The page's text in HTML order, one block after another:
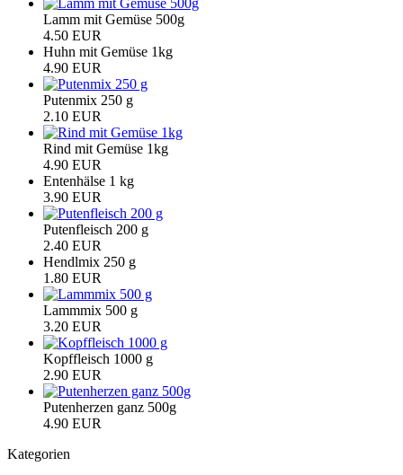
Lamm mit Gemüse 500g
4.50 EUR
Huhn mit Gemüse 1kg
4.90 EUR
Putenmix 250 g
2.10 EUR
Rind mit Gemüse 1kg
4.90 EUR
Entenhälse 1 kg
3.90 EUR
Putenfleisch 200 g
2.40 EUR
Hendlmix 250 g
1.80 EUR
Lammmix 500 g
3.20 EUR
Kopffleisch 1000 g
2.90 EUR
Putenherzen ganz 500g
4.90 EUR
Kategorien